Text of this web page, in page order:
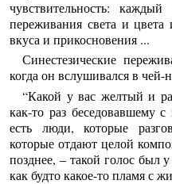
чувствительность:
переживания света и
вкуса и прикосновения ...
Синестезические
когда он вслушивался в чей-
“Какой у вас желтый и
как-то раз
есть люди, которые
которые отдают целой
позднее, – такой голос
как будто какое-то пламя с